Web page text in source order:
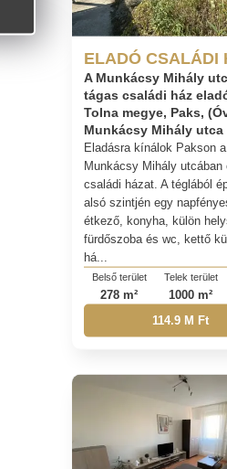
ELADÓ CSALÁDI
A Munkácsy Mihály
tágas családi ház
Tolna megye, Paks,
Munkácsy Mihály utca
Eladásra kínálok Pakson a
Munkácsy Mihály utcában
családi házat. A téglából
alsó szintjén egy
étkező, konyha, külön
fürdőszoba és wc, kettő
há...
Belső terület
278 m²
Telek terület
1000 m²
114.9 M Ft